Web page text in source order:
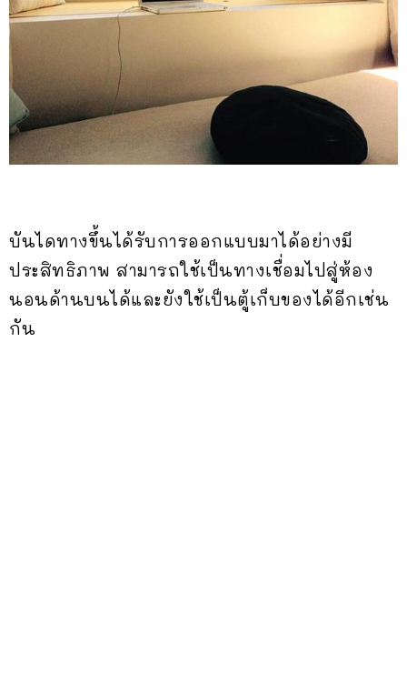
บันไดทางขึ้นได้รับการออกแบบมาได้อย่างมี
ประสิทธิภาพ สามารถใช้เป็นทางเชื่อมไปสู่ห้อง
นอนด้านบนได้และยังใช้เป็นตู้เก็บของได้อีกเช่น
กัน